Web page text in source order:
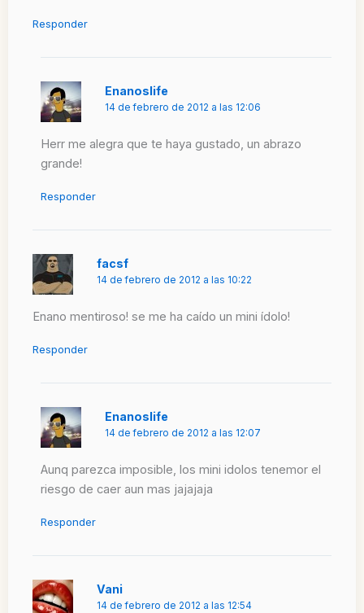
Responder
Enanoslife
14 de febrero de 2012 a las 12:06
Herr me alegra que te haya gustado, un abrazo
grande!
Responder
facsf
14 de febrero de 2012 a las 10:22
Enano mentiroso! se me ha caído un mini ídolo!
Responder
Enanoslife
14 de febrero de 2012 a las 12:07
Aunq parezca imposible, los mini idolos tenemor el
riesgo de caer aun mas jajajaja
Responder
Vani
14 de febrero de 2012 a las 12:54